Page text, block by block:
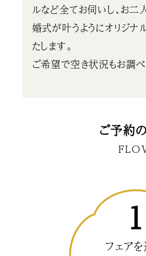
ルなど全てお伺いし、お二
婚式が叶うようにオリジ
たします。
ご希望で空き状況もお調べ
ご予約
1
フェア